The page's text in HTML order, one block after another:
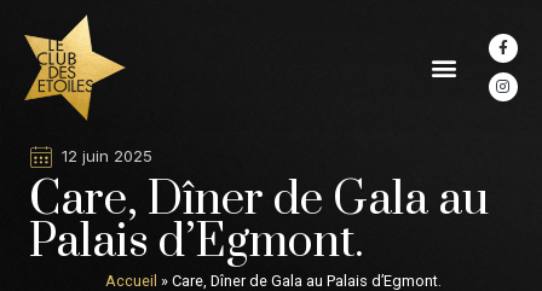
12 juin 2025
Care, Dîner de Gala au
Palais d’Egmont.
Accueil »Care, Dîner de Gala au Palais d’Egmont.